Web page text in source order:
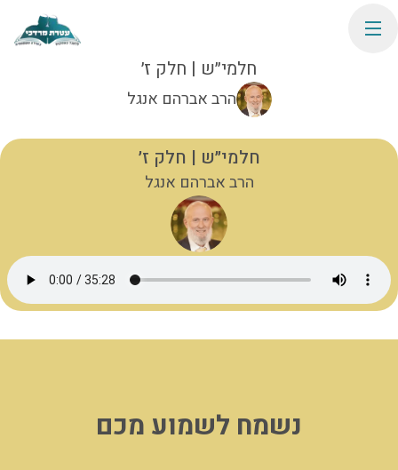
חלמי״ש | חלק ז׳
הרב אברהם אנגל
חלמי״ש | חלק ז׳
הרב אברהם אנגל
נשמח לשמוע מכם